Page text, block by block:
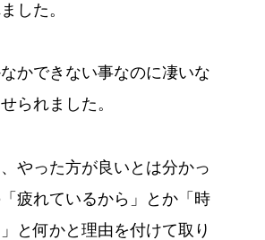
した。
かできない事なのに凄いな
られました。
やった方が良いとは分かっ
疲れているから」とか「時
と何かと理由を付けて取り